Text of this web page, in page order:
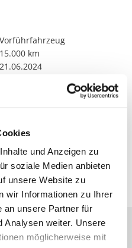
und Anzeigen zu
soziale Medien anbieten
unsere Website zu
wir Informationen zu Ihrer
an unsere Partner für
Analysen weiter. Unsere
möglicherweise mit
Vorführfahrzeug
15.000 km
21.06.2024
Schaltgetriebe
92318 Neumarkt
VERGLEICHEN